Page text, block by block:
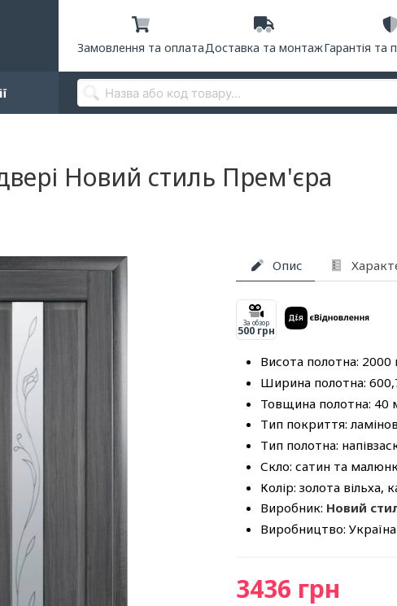
Замовлення та оплатаДоставка та монтажГарантія та
Новий стиль Прем'єра
Опис
За обзор
500 грн
Висота полотна:
Ширина полотна:
Товщина полотна: 40
Тип покриття:
Тип полотна:
Скло: сатин та
Колір: золота вільха,
Виробник: Новий
Виробництво: Україна
3436 грн